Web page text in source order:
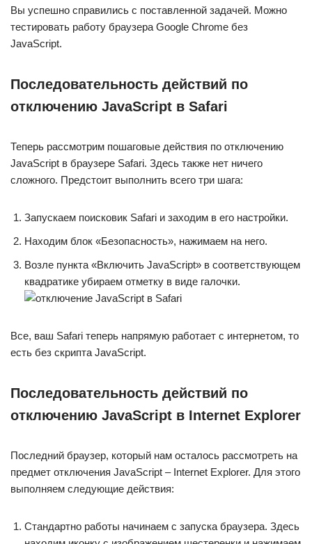
Вы успешно справились с поставленной задачей. Можно
тестировать работу браузера Google Chrome без
JavaScript.
Последовательность действий по
отключению JavaScript в Safari
Теперь рассмотрим пошаговые действия по отключению
JavaScript в браузере Safari. Здесь также нет ничего
сложного. Предстоит выполнить всего три шага:
Запускаем поисковик Safari и заходим в его настройки.
Находим блок «Безопасность», нажимаем на него.
Возле пункта «Включить JavaScript» в соответствующем
квадратике убираем отметку в виде галочки.
Все, ваш Safari теперь напрямую работает с интернетом, то
есть без скрипта JavaScript.
Последовательность действий по
отключению JavaScript в Internet Explorer
Последний браузер, который нам осталось рассмотреть на
предмет отключения JavaScript – Internet Explorer. Для этого
выполняем следующие действия:
Стандартно работы начинаем с запуска браузера. Здесь